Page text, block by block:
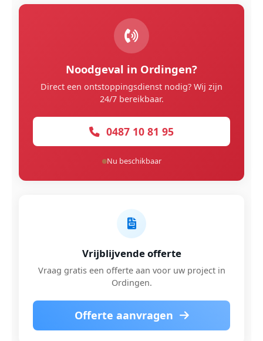
Noodgeval in Ordingen?
Direct een ontstoppingsdienst nodig? Wij zijn
24/7 bereikbaar.
0487 10 81 95
Nu beschikbaar
Vrijblijvende offerte
Vraag gratis een offerte aan voor uw project in
Ordingen.
Offerte aanvragen